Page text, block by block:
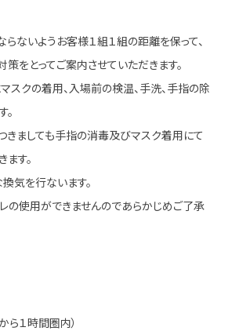
ないようお客様１組１組の距離を保って、
策をとってご案内させていただきます。
クの着用、入場前の検温、手洗、手指の除
きましても手指の消毒及びマスク着用にて
す。
気を行ないます。
の使用ができませんのであらかじめご了承
ら１時間圏内）